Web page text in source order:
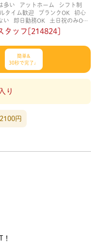
多い アットホーム
シフト制
タイム歓迎 ブランクOK
初心
い 即日勤務OK
土日祝のみOK
められた時間できっちり
自分の都合に合わせやすい
タッフ[214824]
簡単&
30秒で完了♩
り
円